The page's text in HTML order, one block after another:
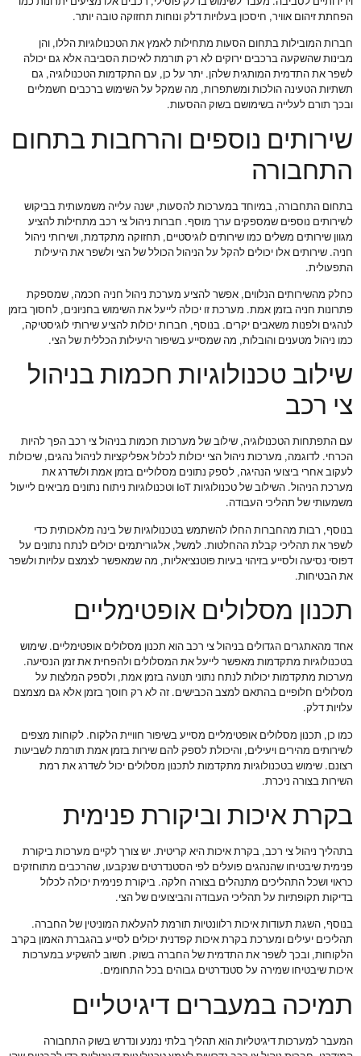
הפחתת זיהום אוויר, חיסכון בעלויות דלק ונוחות תחזוקה טובה יותר.
חברות המובילות בתחום הסעות מתחילות לאמץ את הטכנולוגיות הללו, והן
מבינות שהשקעה ברכבים ירוקים לא רק תורמת לאיכות הסביבה אלא גם יכולה
לשפר את התדמית המותגית שלהן. יתר על כן, עם התקדמות הטכנולוגיה, גם
תשתיות הטעינה הולכות ומשתפרות, מה שמקל על השימוש ברכבים חשמליים
ובכך תורם לעלייה בשימושם בשוק ההסעות.
שירותים נוספים והרחבות בתחום
התחבורה
בתחום התחבורה, במיוחד במערכות להסעות, ישנה עלייה משמעותית בביקוש
לשירותים נוספים שמספקים ערך מוסף. חברות ניהול צי רכב מתחילות להציע
מגוון שירותים משלים כמו שירותים לוגיסטיים, תחזוקה מתקדמת, ושירותי ניהול
חניה. שירותים אלו יכולים להקל על הניהול הכולל של הצי ולשפר את היעילות
התפעולית.
כחלק מהשירותים הנלווים, אפשר להציע מערכת ניהול חניה חכמה, שמספקת
פתרונות חניה בזמן אמת. מערכת זו יכולה לייעל את השימוש בחניונים, לחסוך בזמן
לנהגים ולפנות משאבים יקרים. בנוסף, חברות יכולות להציע שירותי לוגיסטיקה,
כמו ניהול מטענים והובלות, מה שמסייע בשיפור היעילות הכללית של הצי.
שילוב טכנולוגיות חכמות בניהול
צי רכב
עם התפתחות הטכנולוגיה, שילוב של מערכות חכמות בניהול צי רכב הפך להיות
הכרחי. לדוגמה, מערכות ניהול הצי יכולות לכלול אפליקציות לניהול נהגים, שיכולות
לעקוב אחרי ביצועי הנהיגה, לספק נתונים מסלוליים בזמן אמת ולשדרג את
מערכת הניהול. השילוב של טכנולוגיות IoT וטכנולוגיות ניתוח נתונים מביאים לייעול
משמעותי של תהליכי העבודה.
בנוסף, רבות מהחברות החלו להשתמש בטכנולוגיות של בינה מלאכותית כדי
לשפר את תהליכי קבלת ההחלטות. למשל, אלגוריתמים יכולים לנתח נתונים על
דפוסי נסיעה ולסייע בזיהוי בעיות פוטנציאליות, מה שמאפשר לצמצם עלויות ולשפר
את הבטיחות.
תכנון מסלולים אופטימליים
אחד מהאתגרים הגדולים בניהול צי רכב הוא תכנון מסלולים אופטימליים. שימוש
בטכנולוגיות מתקדמות מאפשר לייעל את המסלולים ולהפחית את זמן הנסיעה.
מערכות מתקדמות יכולות לנתח נתוני תנועה בזמן אמת, ולספק המלצות על
מסלולים חלופיים בהתאם למצב הכבישים. זה לא רק חוסך בזמן אלא גם מצמצם
עלויות דלק.
כמו כן, תכנון מסלולים אופטימליים מסייע בשיפור חוויית הלקוח. לקוחות מצפים
לשירותים מהירים ויעילים, והיכולת לספק להם שירות בזמן אמת תורמת לשביעות
רצונם. שימוש בטכנולוגיות מתקדמות לתכנון מסלולים יכול לשדרג את רמת
השירות בצורה ניכרת.
בקרת איכות וביקורת פנימית
בתהליך ניהול צי רכב, בקרת איכות היא קריטית. יש צורך לקיים מערכות ביקורת
פנימית שיבטיחו שהנהגים פועלים לפי הסטנדרטים שנקבעו, שהרכבים מתוחזקים
כראוי ושכל התהליכים מתנהלים בצורה חלקה. ביקורת פנימית יכולה לכלול
בדיקות תקופתיות על תהליכי העבודה והביצועים של הצי.
בנוסף, השגת תעודות איכות רלוונטיות תורמת להעלאת המוניטין של החברה.
תהליכים יעילים ומערכת בקרת איכות קפדנית יכולים לסייע בהגברת האמון בקרב
הלקוחות, ובכך לשפר את התדמית של החברה בשוק. חשוב להשקיע במערכות
איכות שיבטיחו שמירה על סטנדרטים גבוהים בכל התחומים.
תמיכה במעברים דיגיטליים
המעבר למערכות דיגיטליות הוא תהליך בלתי נמנע ונדרש בשוק התחבורה